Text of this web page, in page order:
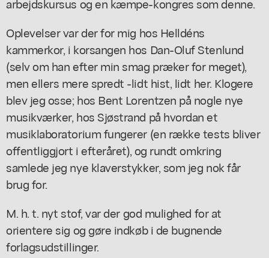
Oplevelser var der for mig hos Helldéns
kammerkor, i korsangen hos Dan-Oluf Stenlund
(selv om han efter min smag præker for meget),
men ellers mere spredt -lidt hist, lidt her. Klogere
blev jeg osse; hos Bent Lorentzen på nogle nye
musikværker, hos Sjøstrand på hvordan et
musiklaboratorium fungerer (en række tests bliver
offentliggjort i efteråret), og rundt omkring
samlede jeg nye klaverstykker, som jeg nok får
brug for.
M. h. t. nyt stof, var der god mulighed for at
orientere sig og gøre indkøb i de bugnende
forlagsudstillinger.